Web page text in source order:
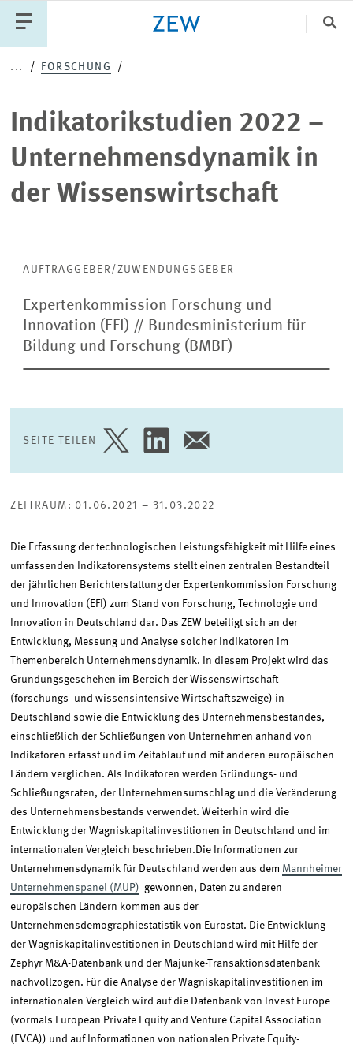
PUBLIKATIONEN PROJEKTE TEAM
Indikatorikstudien
–
Unternehmensdynamik
in
Wissenswirtschaft
... FORSCHUNG
Indikatorikstudien 2022 –
Unternehmensdynamik in
der Wissenswirtschaft
AUFTRAGGEBER/ZUWENDUNGSGEBER
Expertenkommission Forschung und
Innovation (EFI) // Bundesministerium für
Bildung und Forschung (BMBF)
SEITE TEILEN
SEITE
TWITTER
SEITE
LINKEDIN
SEITE
E-
TEILEN
ZEITRAUM: 01.06.2021 – 31.03.2022
Die Erfassung der technologischen Leistungsfähigkeit mit Hilfe eines
umfassenden Indikatorensystems stellt einen zentralen Bestandteil
der jährlichen Berichterstattung der Expertenkommission Forschung
und Innovation (EFI) zum Stand von Forschung, Technologie und
Innovation in Deutschland dar. Das ZEW beteiligt sich an der
Entwicklung, Messung und Analyse solcher Indikatoren im
Themenbereich Unternehmensdynamik. In diesem Projekt wird das
Gründungsgeschehen im Bereich der Wissenswirtschaft
(forschungs- und wissensintensive Wirtschaftszweige) in
Deutschland sowie die Entwicklung des Unternehmensbestandes,
einschließlich der Schließungen von Unternehmen anhand von
Indikatoren erfasst und im Zeitablauf und mit anderen europäischen
Ländern verglichen. Als Indikatoren werden Gründungs- und
Schließungsraten, der Unternehmensumschlag und die Veränderung
des Unternehmensbestands verwendet. Weiterhin wird die
Entwicklung der Wagniskapitalinvestitionen in Deutschland und im
internationalen Vergleich beschrieben.Die Informationen zur
Unternehmensdynamik für Deutschland werden aus dem Mannheimer
Unternehmenspanel (MUP) gewonnen, Daten zu anderen
europäischen Ländern kommen aus der
Unternehmensdemographiestatistik von Eurostat. Die Entwicklung
der Wagniskapitalinvestitionen in Deutschland wird mit Hilfe der
Zephyr M&A-Datenbank und der Majunke-Transaktionsdatenbank
nachvollzogen. Für die Analyse der Wagniskapitalinvestitionen im
internationalen Vergleich wird auf die Datenbank von Invest Europe
(vormals European Private Equity and Venture Capital Association
(EVCA)) und auf Informationen von nationalen Private Equity-